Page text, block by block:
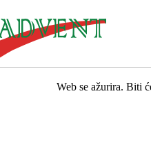
Web se ažurira. Biti